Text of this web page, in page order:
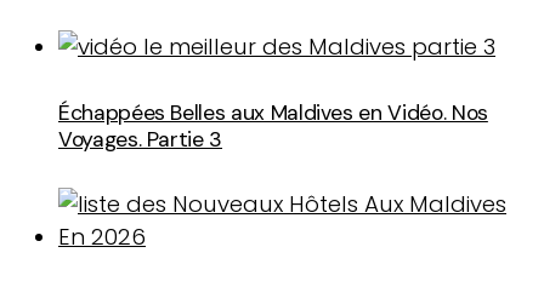
Échappées Belles aux Maldives en Vidéo. Nos
Voyages. Partie 3